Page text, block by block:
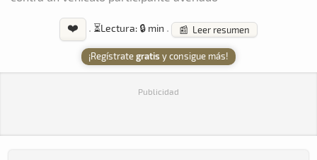
❤️ · ⏳Lectura: 🔒 min · 📰 Leer resumen
¡Regístrategratis y consigue más!
Publicidad